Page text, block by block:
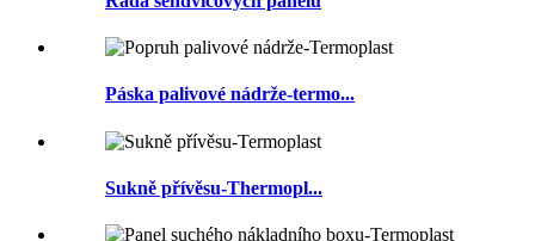
Páska palivové nádrže-termo...
Sukně přívěsu-Thermopl...